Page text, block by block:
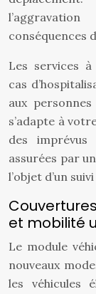
conséquences
Les services
cas
aux
s’adapte à
des
assurées par
l’objet d’un
et mobilité
Le module
nouveaux
les véhicules